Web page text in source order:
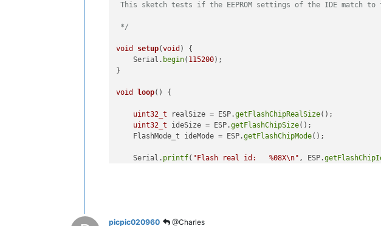
This sketch tests if the EEPROM settings of the IDE match to
*/
void setup(void )
{
    Serial.
begin( 115200);
}
void loop() {
uint32_t realSize = ESP.getFlashChipRealSize();
uint32_t ideSize = ESP.getFlashChipSize();
    FlashMode_t ideMode = ESP.
getFlashChipMode();
    Serial.
printf( "Flash real id:   %08X\n" , ESP.
picpic020960 @Charles